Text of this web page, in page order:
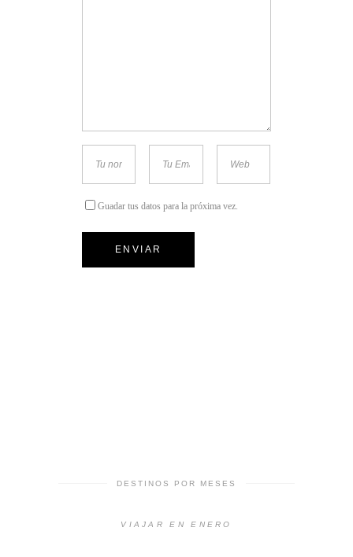
Guadar tus datos para la próxima vez.
DESTINOS POR MESES
VIAJAR EN ENERO